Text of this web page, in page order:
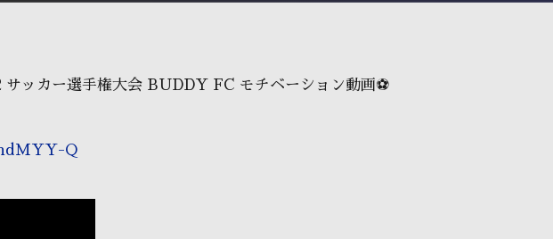
ッカー選手権大会 BUDDY FC モチベーション動画⚽
Q